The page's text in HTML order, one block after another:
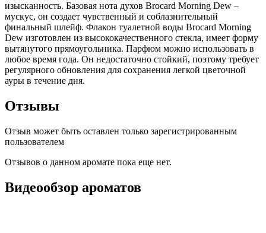
изысканность. Базовая нота духов Brocard Morning Dew –
мускус, он создает чувственный и соблазнительный
финальный шлейф. Флакон туалетной воды Brocard Morning
Dew изготовлен из высококачественного стекла, имеет форму
вытянутого прямоугольника. Парфюм можно использовать в
любое время года. Он недостаточно стойкий, поэтому требует
регулярного обновления для сохранения легкой цветочной
ауры в течение дня.
Отзывы
Отзыв может быть оставлен только зарегистрированным
пользователем
Отзывов о данном аромате пока еще нет.
Видеообзор ароматов